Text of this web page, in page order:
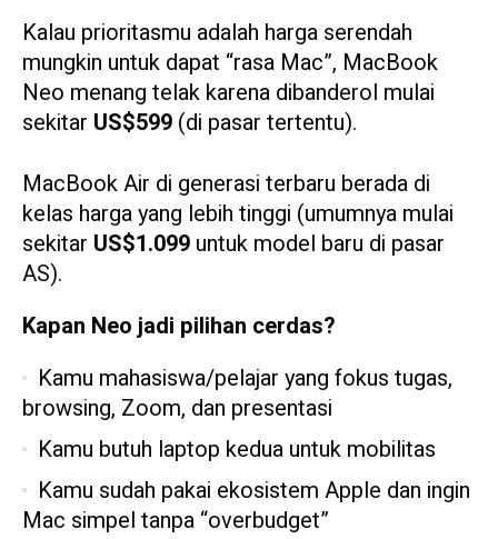
Kalau prioritasmu adalah harga serendah
mungkin untuk dapat “rasa Mac”, MacBook
Neo menang telak karena dibanderol mulai
sekitar US$599 (di pasar tertentu).
MacBook Air di generasi terbaru berada di
kelas harga yang lebih tinggi (umumnya mulai
sekitar US$1.099 untuk model baru di pasar
AS).
Kapan Neo jadi pilihan cerdas?
Kamu mahasiswa/pelajar yang fokus tugas,
browsing, Zoom, dan presentasi
Kamu butuh laptop kedua untuk mobilitas
Kamu sudah pakai ekosistem Apple dan ingin
Mac simpel tanpa “overbudget”